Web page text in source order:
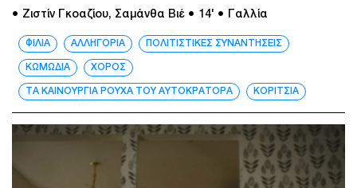
● Ζιστίν Γκοαζίου, Σαμάνθα Βιέ ● 14' ● Γαλλία
ΦΙΛΙΑ ΑΛΛΗΓΟΡΙΑ ΠΟΛΙΤΙΣΤΙΚΕΣ ΣΥΝΑΝΤΗΣΕΙΣ
ΚΩΜΩΔΙΑ ΧΟΡΟΣ
ΤΑ ΚΑΙΝΟΥΡΓΙΑ ΡΟΥΧΑ ΤΟΥ ΑΥΤΟΚΡΑΤΟΡΑ ΚΟΡΙΤΣΙΑ